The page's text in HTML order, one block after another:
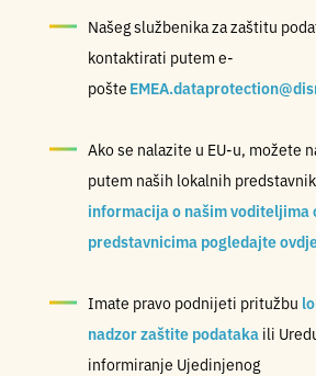
Našeg službenika za zaštitu
kontaktirati putem e-
pošte
Ako se nalazite u EU-u, možete
putem naših lokalnih
informacija o našim voditeljima
predstavnicima pogledajte
Imate pravo podnijeti pritužbu
nadzor zaštite podataka ili
informiranje Ujedinjenog